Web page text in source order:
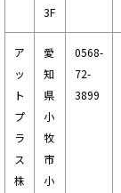
3F
ア
ッ
ト
プ
ラ
ス
株
愛
知
県
小
牧
市
小
0568-
72-
3899